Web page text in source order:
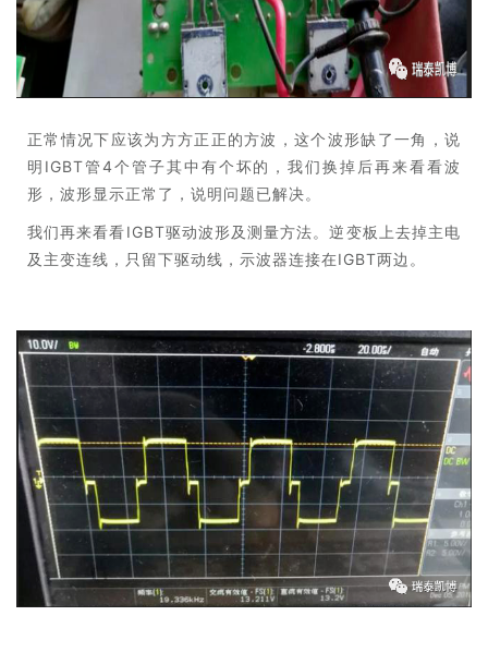
正常情况下应该为方方正正的方波，这个波形缺了一角，说
明IGBT管4个管子其中有个坏的，我们换掉后再来看看波
形，波形显示正常了，说明问题已解决。
我们再来看看IGBT驱动波形及测量方法。逆变板上去掉主电
及主变连线，只留下驱动线，示波器连接在IGBT两边。